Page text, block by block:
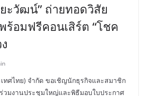
ยะวัฒน์” ถ่ายทอดวิสัย
ร้อมฟรีคอนเสิร์ต “โชค
ทศไทย) จำกัด ขอเชิญนักธุรกิจและสมาชิก
วมงานประชุมใหญ่และพิธีมอบใบประกาศ